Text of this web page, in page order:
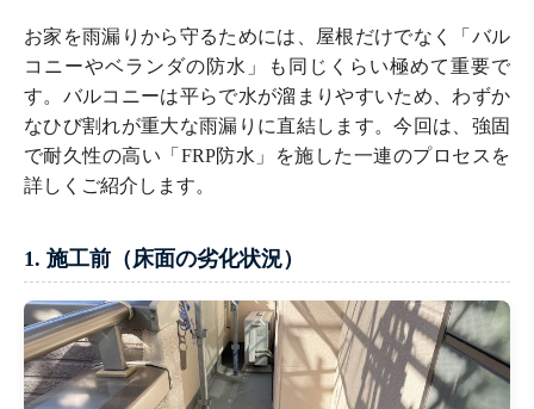
お家を雨漏りから守るためには、屋根だけでなく「バル
コニーやベランダの防水」も同じくらい極めて重要で
す。バルコニーは平らで水が溜まりやすいため、わずか
なひび割れが重大な雨漏りに直結します。今回は、強固
で耐久性の高い「FRP防水」を施した一連のプロセスを
詳しくご紹介します。
1. 施工前（床面の劣化状況）